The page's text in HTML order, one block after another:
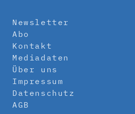
Newsletter
Abo
Kontakt
Mediadaten
Über uns
Impressum
Datenschutz
AGB